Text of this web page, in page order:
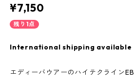
¥7,150
残り1点
International shipping available
エディーバウアーのハイテクライン